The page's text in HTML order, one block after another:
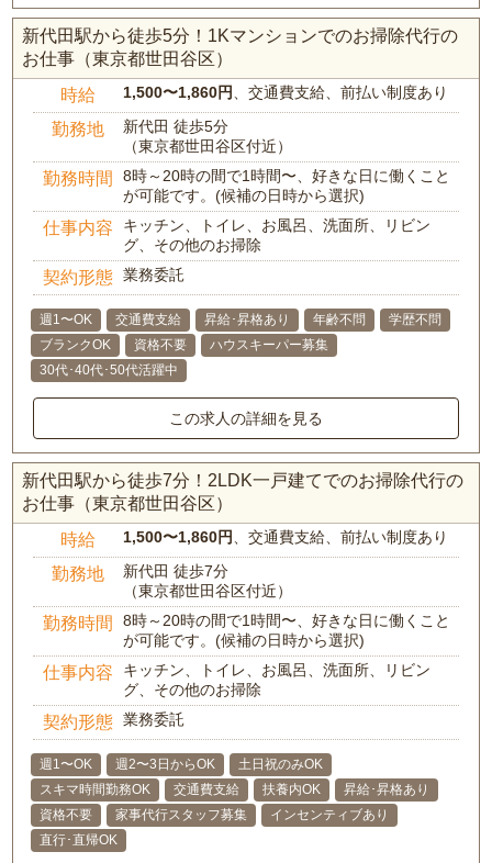
新代田駅から徒歩5分！1Kマンションでのお掃除代行の
お仕事（東京都世田谷区）
時給 1,500〜1,860円、交通費支給、前払い制度あり
勤務地
新代田 徒歩5分
（東京都世田谷区付近）
勤務時間
8時～20時の間で1時間〜、好きな日に働くこと
が可能です。(候補の日時から選択)
仕事内容
キッチン、トイレ、お風呂、洗面所、リビン
グ、その他のお掃除
契約形態 業務委託
週1〜OK 交通費支給 昇給･昇格あり 年齢不問
学歴不問
ブランクOK
資格不要
ハウスキーパー募集
30代･40代･50代活躍中
この求人の詳細を見る
新代田駅から徒歩7分！2LDK一戸建てでのお掃除代行の
お仕事（東京都世田谷区）
時給 1,500〜1,860円、交通費支給、前払い制度あり
勤務地
新代田 徒歩7分
（東京都世田谷区付近）
勤務時間
8時～20時の間で1時間〜、好きな日に働くこと
が可能です。(候補の日時から選択)
仕事内容
キッチン、トイレ、お風呂、洗面所、リビン
グ、その他のお掃除
契約形態 業務委託
週1〜OK 週2〜3日からOK
土日祝のみOK
スキマ時間勤務OK
交通費支給 扶養内OK
昇給･昇格あり
資格不要
家事代行スタッフ募集
インセンティブあり
直行･直帰OK